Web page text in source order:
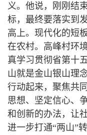
义。他说，刚刚结
标，最终要落实到
高上。现代化的短
在农村。高峰村环
真学习贯彻省第十
山就是金山银山理
行动起来，聚焦共
思想、坚定信心、
和创新的办法，让
进一步打通“两山”